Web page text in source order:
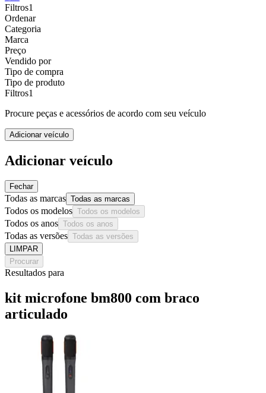
Filtros1
Ordenar
Categoria
Marca
Preço
Vendido por
Tipo de compra
Tipo de produto
Filtros1
Procure peças e acessórios de acordo com seu veículo
Adicionar veículo
Adicionar veículo
Fechar
Todas as marcas Todas as marcas
Todos os modelos Todos os modelos
Todos os anos Todos os anos
Todas as versões Todas as versões
LIMPAR
Procurar
Resultados para
kit microfone bm800 com braco
articulado